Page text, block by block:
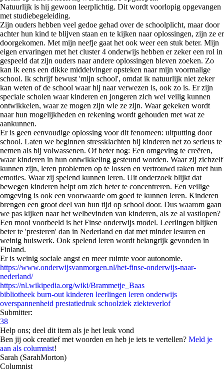
Natuurlijk is hij gewoon leerplichtig. Dit wordt voorlopig opgevangen
met studiebegeleiding.
Zijn ouders hebben veel gedoe gehad over de schoolplicht, maar door
achter hun kind te blijven staan en te kijken naar oplossingen, zijn ze er
doorgekomen. Met mijn neefje gaat het ook weer een stuk beter. Mijn
eigen ervaringen met het cluster 4 onderwijs hebben er zeker een rol in
gespeeld dat zijn ouders naar andere oplossingen bleven zoeken. Zo
kan ik eens een dikke middelvinger opsteken naar mijn voormalige
school. Ik schrijf bewust 'mijn school', omdat ik natuurlijk niet zeker
kan weten of de school waar hij naar verwezen is, ook zo is. Er zijn
speciale scholen waar kinderen en jongeren zich wel veilig kunnen
ontwikkelen, waar ze mogen zijn wie ze zijn. Waar gekeken wordt
naar hun mogelijkheden en rekening wordt gehouden met wat ze
aankunnen.
Er is geen eenvoudige oplossing voor dit fenomeen: uitputting door
school. Laten we beginnen stressklachten bij kinderen net zo serieus te
nemen als bij volwassenen. Of beter nog: Een omgeving te creëren,
waar kinderen in hun ontwikkeling gesteund worden. Waar zij zichzelf
kunnen zijn, leren problemen op te lossen en vertrouwd raken met hun
emoties. Waar zij spelend kunnen leren. Uit onderzoek blijkt dat
bewegen kinderen helpt om zich beter te concentreren. Een veilige
omgeving is ook een voorwaarde om goed te kunnen leren. Kinderen
brengen een groot deel van hun tijd op school door. Dus waarom gaan
we pas kijken naar het welbevinden van kinderen, als ze al vastlopen?
Een mooi voorbeeld is het Finse onderwijs model. Leerlingen blijken
beter te 'presteren' dan in Nederland en dat met minder lesuren en
weinig huiswerk. Ook spelend leren wordt belangrijk gevonden in
Finland.
Er is weinig sociale angst en meer ruimte voor autonomie.
https://www.onderwijsvanmorgen.nl/het-finse-onderwijs-naar-
nederland/
https://nl.wikipedia.org/wiki/Brammetje_Baas
bibliotheek burn-out kinderen leerlingen leren onderwijs
overspannenheid prestatiedruk schoolziek ziekteverlof
Submitter:
38
Help ons; deel dit item als je het leuk vond
Ben jij ook creatief met woorden en heb je iets te vertellen? Meld je
aan als columnist!
Sarah (SarahMorton)
Columnist